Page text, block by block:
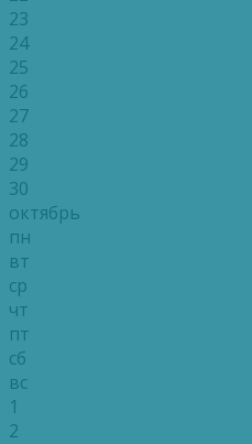
23
24
25
26
27
28
29
30
октябрь
пн
вт
ср
чт
пт
сб
вс
1
2